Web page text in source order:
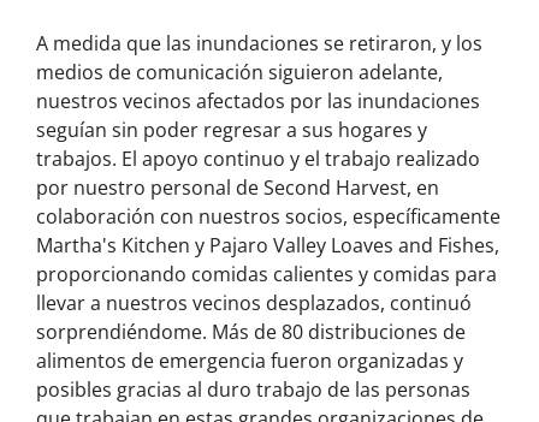
A medida que las inundaciones se retiraron, y los
medios de comunicación siguieron adelante,
nuestros vecinos afectados por las inundaciones
seguían sin poder regresar a sus hogares y
trabajos. El apoyo continuo y el trabajo realizado
por nuestro personal de Second Harvest, en
colaboración con nuestros socios, específicamente
Martha's Kitchen y Pajaro Valley Loaves and Fishes,
proporcionando comidas calientes y comidas para
llevar a nuestros vecinos desplazados, continuó
sorprendiéndome. Más de 80 distribuciones de
alimentos de emergencia fueron organizadas y
posibles gracias al duro trabajo de las personas